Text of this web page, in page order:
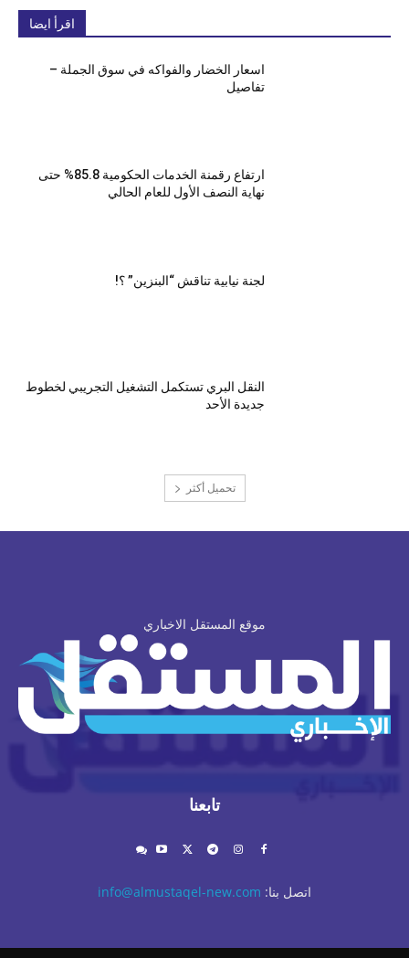
اقرأ ايضا
اسعار الخضار والفواكه في سوق الجملة –
تفاصيل
ارتفاع رقمنة الخدمات الحكومية 85.8% حتى
نهاية النصف الأول للعام الحالي
لجنة نيابية تناقش “البنزين” ؟!
النقل البري تستكمل التشغيل التجريبي لخطوط
جديدة الأحد
تحميل أكثر
موقع المستقل الاخباري
تابعنا
اتصل بنا: info@almustaqel-new.com